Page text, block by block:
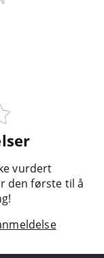
vurdert
den første til å